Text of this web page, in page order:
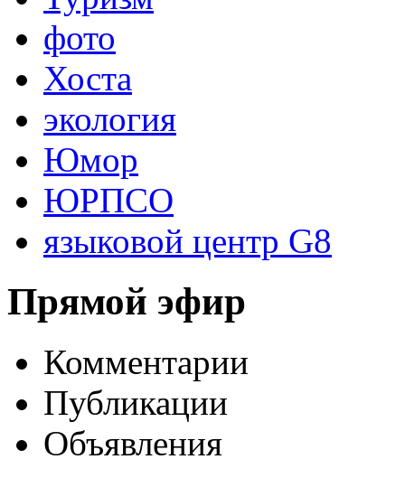
фото
Хоста
экология
Юмор
ЮРПСО
языковой центр G8
Прямой эфир
Комментарии
Публикации
Объявления